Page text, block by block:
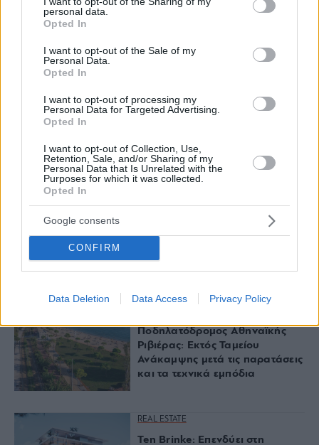
grant or deny consent to Google and its third-party tags to
use your data for below specified purposes in below Google
consent section.
personal data.
Opted In
I want to opt-out of the Sale of my
Personal Data.
Opted In
I want to opt-out of processing my
Personal Data for Targeted Advertising.
Opted In
I want to opt-out of Collection, Use,
Retention, Sale, and/or Sharing of my
Personal Data that Is Unrelated with the
Purposes for which it was collected.
Opted In
Google consents
CONFIRM
Data Deletion Data Access Privacy Policy
Νότια Προάστια: Πού
σπίτια
Saronida Golf: Η επένδυση των
γραφειοκρατία
Κόκκαλη μπαίνει στο Ελληνικό
Ποδηλατόδρομος Αθηναϊκής
Ριβιέρας: Εκτός Ταμείου
Ανάκαμψης μετά τις παρατάσεις
και τα τεχνικά εμπόδια
REAL ESTATE
Ten Brinke: Επενδύει στη